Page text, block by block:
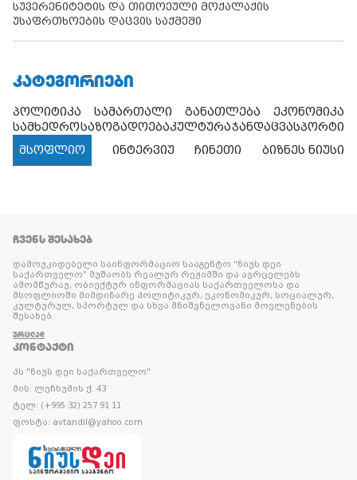
სუვერენიტეტის და თითოეული მოქალაქის
უსაფრთხოების დაცვის საქმეში
ᲙᲐᲢᲔᲒᲝᲠᲘᲔᲑᲘ
პოლიტიკა სამართალი განათლება
ეკონომიკა
სამხედროსაზოგადოებაკულტურაჯანდაცვასპორტი
მსოფლიო
ინტერვიუ ჩინეთი ბიზნეს ნიუსი
ᲩᲕᲔᲜᲡ ᲨᲔᲡᲐᲮᲔᲑ
დამოუკიდებელი საინფორმაციო სააგენტო “ნიუს დეი
საქართველო” მუშაობს რეალურ რეჟიმში და ავრცელებს
ამომწურავ, ობიექტურ ინფორმაციას საქართველოსა და
მსოფლიოში მიმდინარე პოლიტიკურ, ეკონომიკურ, სოციალურ,
კულტურულ, სპორტულ და სხვა მნიშვნელოვანი მოვლენების
შესახებ.
ᲕᲠᲪᲚᲐᲓ
ᲙᲝᲜᲢᲐᲥᲢᲘ
პს "ნიუს დეი საქართველო"
მის: ლეჩხუმის ქ. 43
ტელ: (+995 32) 257 91 11
ფოსტა: avtandil@yahoo.com